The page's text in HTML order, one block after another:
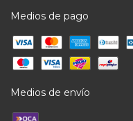
Medios de pago
Medios de envío